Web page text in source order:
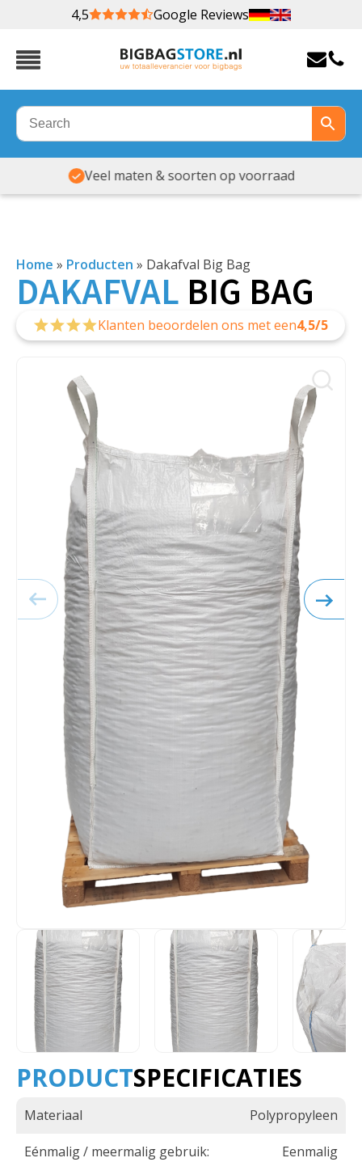
4,5 Google Reviews
Veel maten & soorten op voorraad
Home » Producten » Dakafval Big Bag
DAKAFVAL BIG BAG
Klanten beoordelen ons met een4,5/5
PRODUCTSPECIFICATIES
Materiaal Polypropyleen
Eénmalig / meermalig gebruik: Eenmalig